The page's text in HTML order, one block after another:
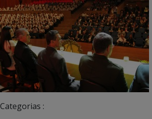
Categorias :